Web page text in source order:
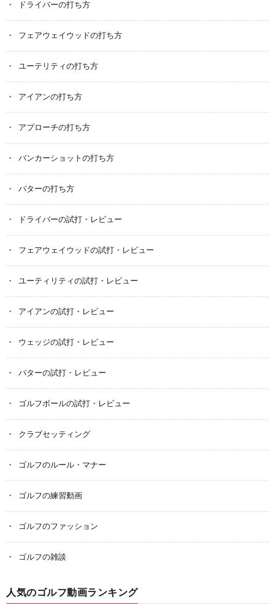
ドライバーの打ち方
フェアウェイウッドの打ち方
ユーテリティの打ち方
アイアンの打ち方
アプローチの打ち方
バンカーショットの打ち方
パターの打ち方
ドライバーの試打・レビュー
フェアウェイウッドの試打・レビュー
ユーティリティの試打・レビュー
アイアンの試打・レビュー
ウェッジの試打・レビュー
パターの試打・レビュー
ゴルフボールの試打・レビュー
クラブセッティング
ゴルフのルール・マナー
ゴルフの練習動画
ゴルフのファッション
ゴルフの雑談
人気のゴルフ動画ランキング